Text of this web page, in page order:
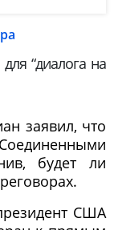
“диалога на
заявил, что
Соединенными
будет ли
США